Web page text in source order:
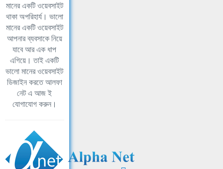
মানের একটি ওয়েবসাইট
থাকা অপরিহার্য। ভালো
মানের একটি ওয়েবসাইট
আপনার ব্যবসাকে নিয়ে
যাবে আর এক ধাপ
এগিয়ে। তাই একটি
ভালো মানের ওয়েবসাইট
ডিজাইন করতে আলফা
নেট এ আজ ই
যোগাযোগ করুন।